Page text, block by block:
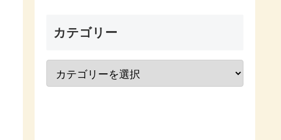
カテゴリー